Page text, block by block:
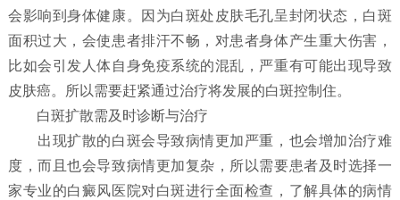
会影响到身体健康。因为白斑处皮肤毛孔呈封闭状态，白斑
面积过大，会使患者排汗不畅，对患者身体产生重大伤害，
比如会引发人体自身免疫系统的混乱，严重有可能出现导致
皮肤癌。所以需要赶紧通过治疗将发展的白斑控制住。
白斑扩散需及时诊断与治疗
出现扩散的白斑会导致病情更加严重，也会增加治疗难
度，而且也会导致病情更加复杂，所以需要患者及时选择一
家专业的白癜风医院对白斑进行全面检查，了解具体的病情